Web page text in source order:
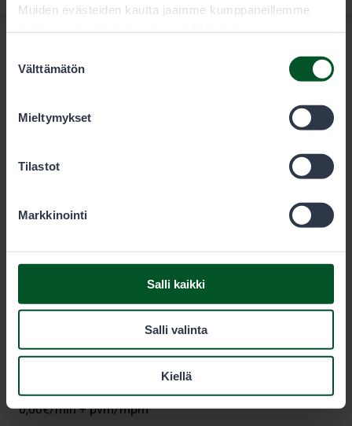
Muiden evästeiden kautta jaamme kumppaneillemme
tietoihin, joita olet antanut heille tai joita on kerätty, kun
olet käyttänyt heidän palvelujaan. Voit sallia haluamasi
valinta
Välttämätön
Mieltymykset
Tilastot
Markkinointi
Salli kaikki
Salli valinta
Kiellä
00521Helsinki
0,00€/min + pvm/mpm